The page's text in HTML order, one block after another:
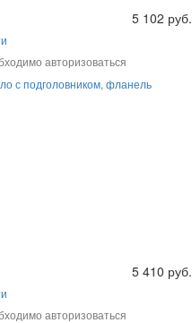
5 102 руб.
авторизоваться
с подголовником, фланель
5 410 руб.
авторизоваться